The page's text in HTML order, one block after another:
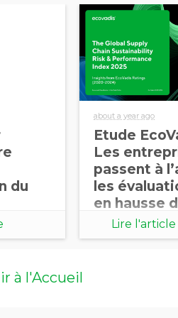
du
about a year ago
Etude
Les
passent à
les
en hausse
dans le
Lire l'article
à l'Accueil